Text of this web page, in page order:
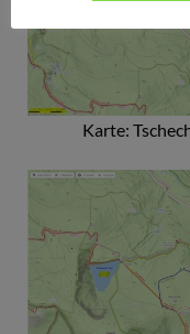
Karte: